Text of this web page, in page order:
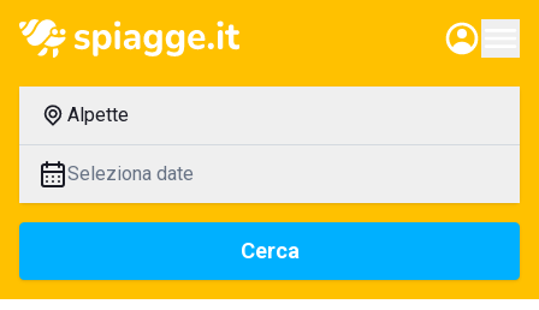
Alpette
Seleziona date
Cerca